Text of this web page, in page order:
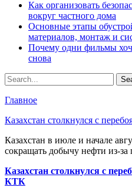
Как организовать
вокруг частного дома
Основные этапы
материалов, монтаж и
Почему одни фильмы
снова
Главное
Казахстан столкнулся с
Казахстан в июле и начале
сокращать добычу нефти из-
Казахстан столкнулся с
КТК